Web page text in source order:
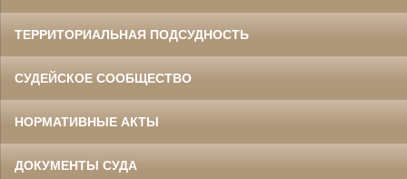
ТЕРРИТОРИАЛЬНАЯ ПОДСУДНОСТЬ
СУДЕЙСКОЕ СООБЩЕСТВО
НОРМАТИВНЫЕ АКТЫ
ДОКУМЕНТЫ СУДА